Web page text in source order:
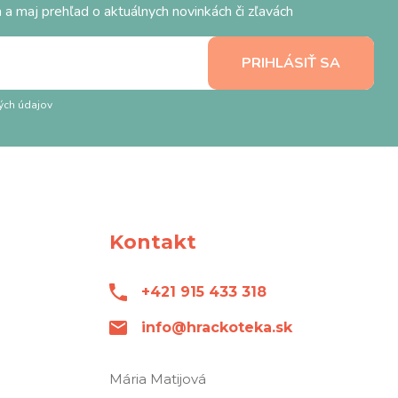
maj prehľad o aktuálnych novinkách či zľavách
údajov
Kontakt
+421 915 433 318
info@hrackoteka.sk
Mária Matijová